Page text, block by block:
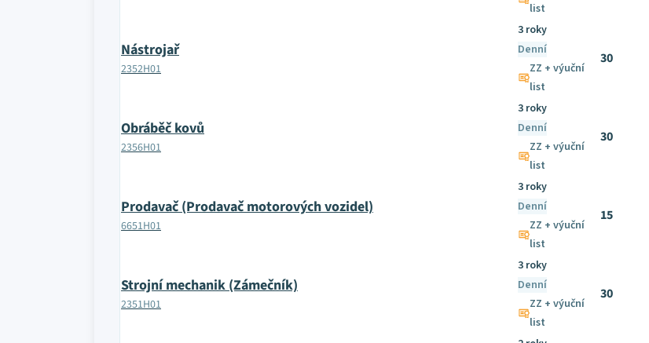
list
Nástrojař
2352H01
3 roky
Denní
ZZ + výuční
list
30
Obráběč kovů
2356H01
3 roky
Denní
ZZ + výuční
list
30
Prodavač (Prodavač motorových vozidel)
6651H01
3 roky
Denní
ZZ + výuční
list
15
Strojní mechanik (Zámečník)
2351H01
3 roky
Denní
ZZ + výuční
list
30